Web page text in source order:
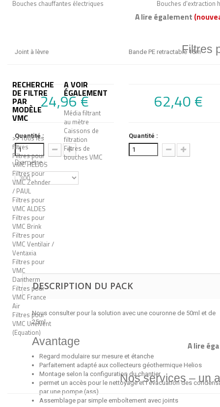
Bouches chauffantes électriques Bouches d'extraction
A lire également
Filtres
RECHERCHE
DE FILTRE
PAR
MODÈLE
VMC
>> Tous les
filtres
Filtres pour
VMC HELIOS
Filtres pour
VMC Zehnder
/ PAUL
Filtres pour
VMC ALDES
Filtres pour
VMC Brink
Filtres pour
VMC Ventilair /
Ventaxia
Filtres pour
VMC
Dantherm
Filtres pour
VMC France
Air
Filtres pour
VMC Unelvent
(Equation)
A VOIR
ÉGALEMENT
Média filtrant
au mètre
Caissons de
filtration
Filtres de
bouches VMC
A lire
Nos services – un
Joint à lèvre
24,96 €
Quantité :
Diamètre :
Bande PE retractable 15m
62,40 €
Quantité :
DESCRIPTION DU PACK
Nous consulter pour la solution avec une couronne de 50ml et de
25ml.
Avantage
Regard modulaire sur mesure et étanche
Parfaitement adapté aux collecteurs géothermique Helios
Montage selon la configuration du chantier
permet un accès pour le nettoyage et l'évacuation des
par une pompe (ass)
Assemblage par simple emboîtement avec joints